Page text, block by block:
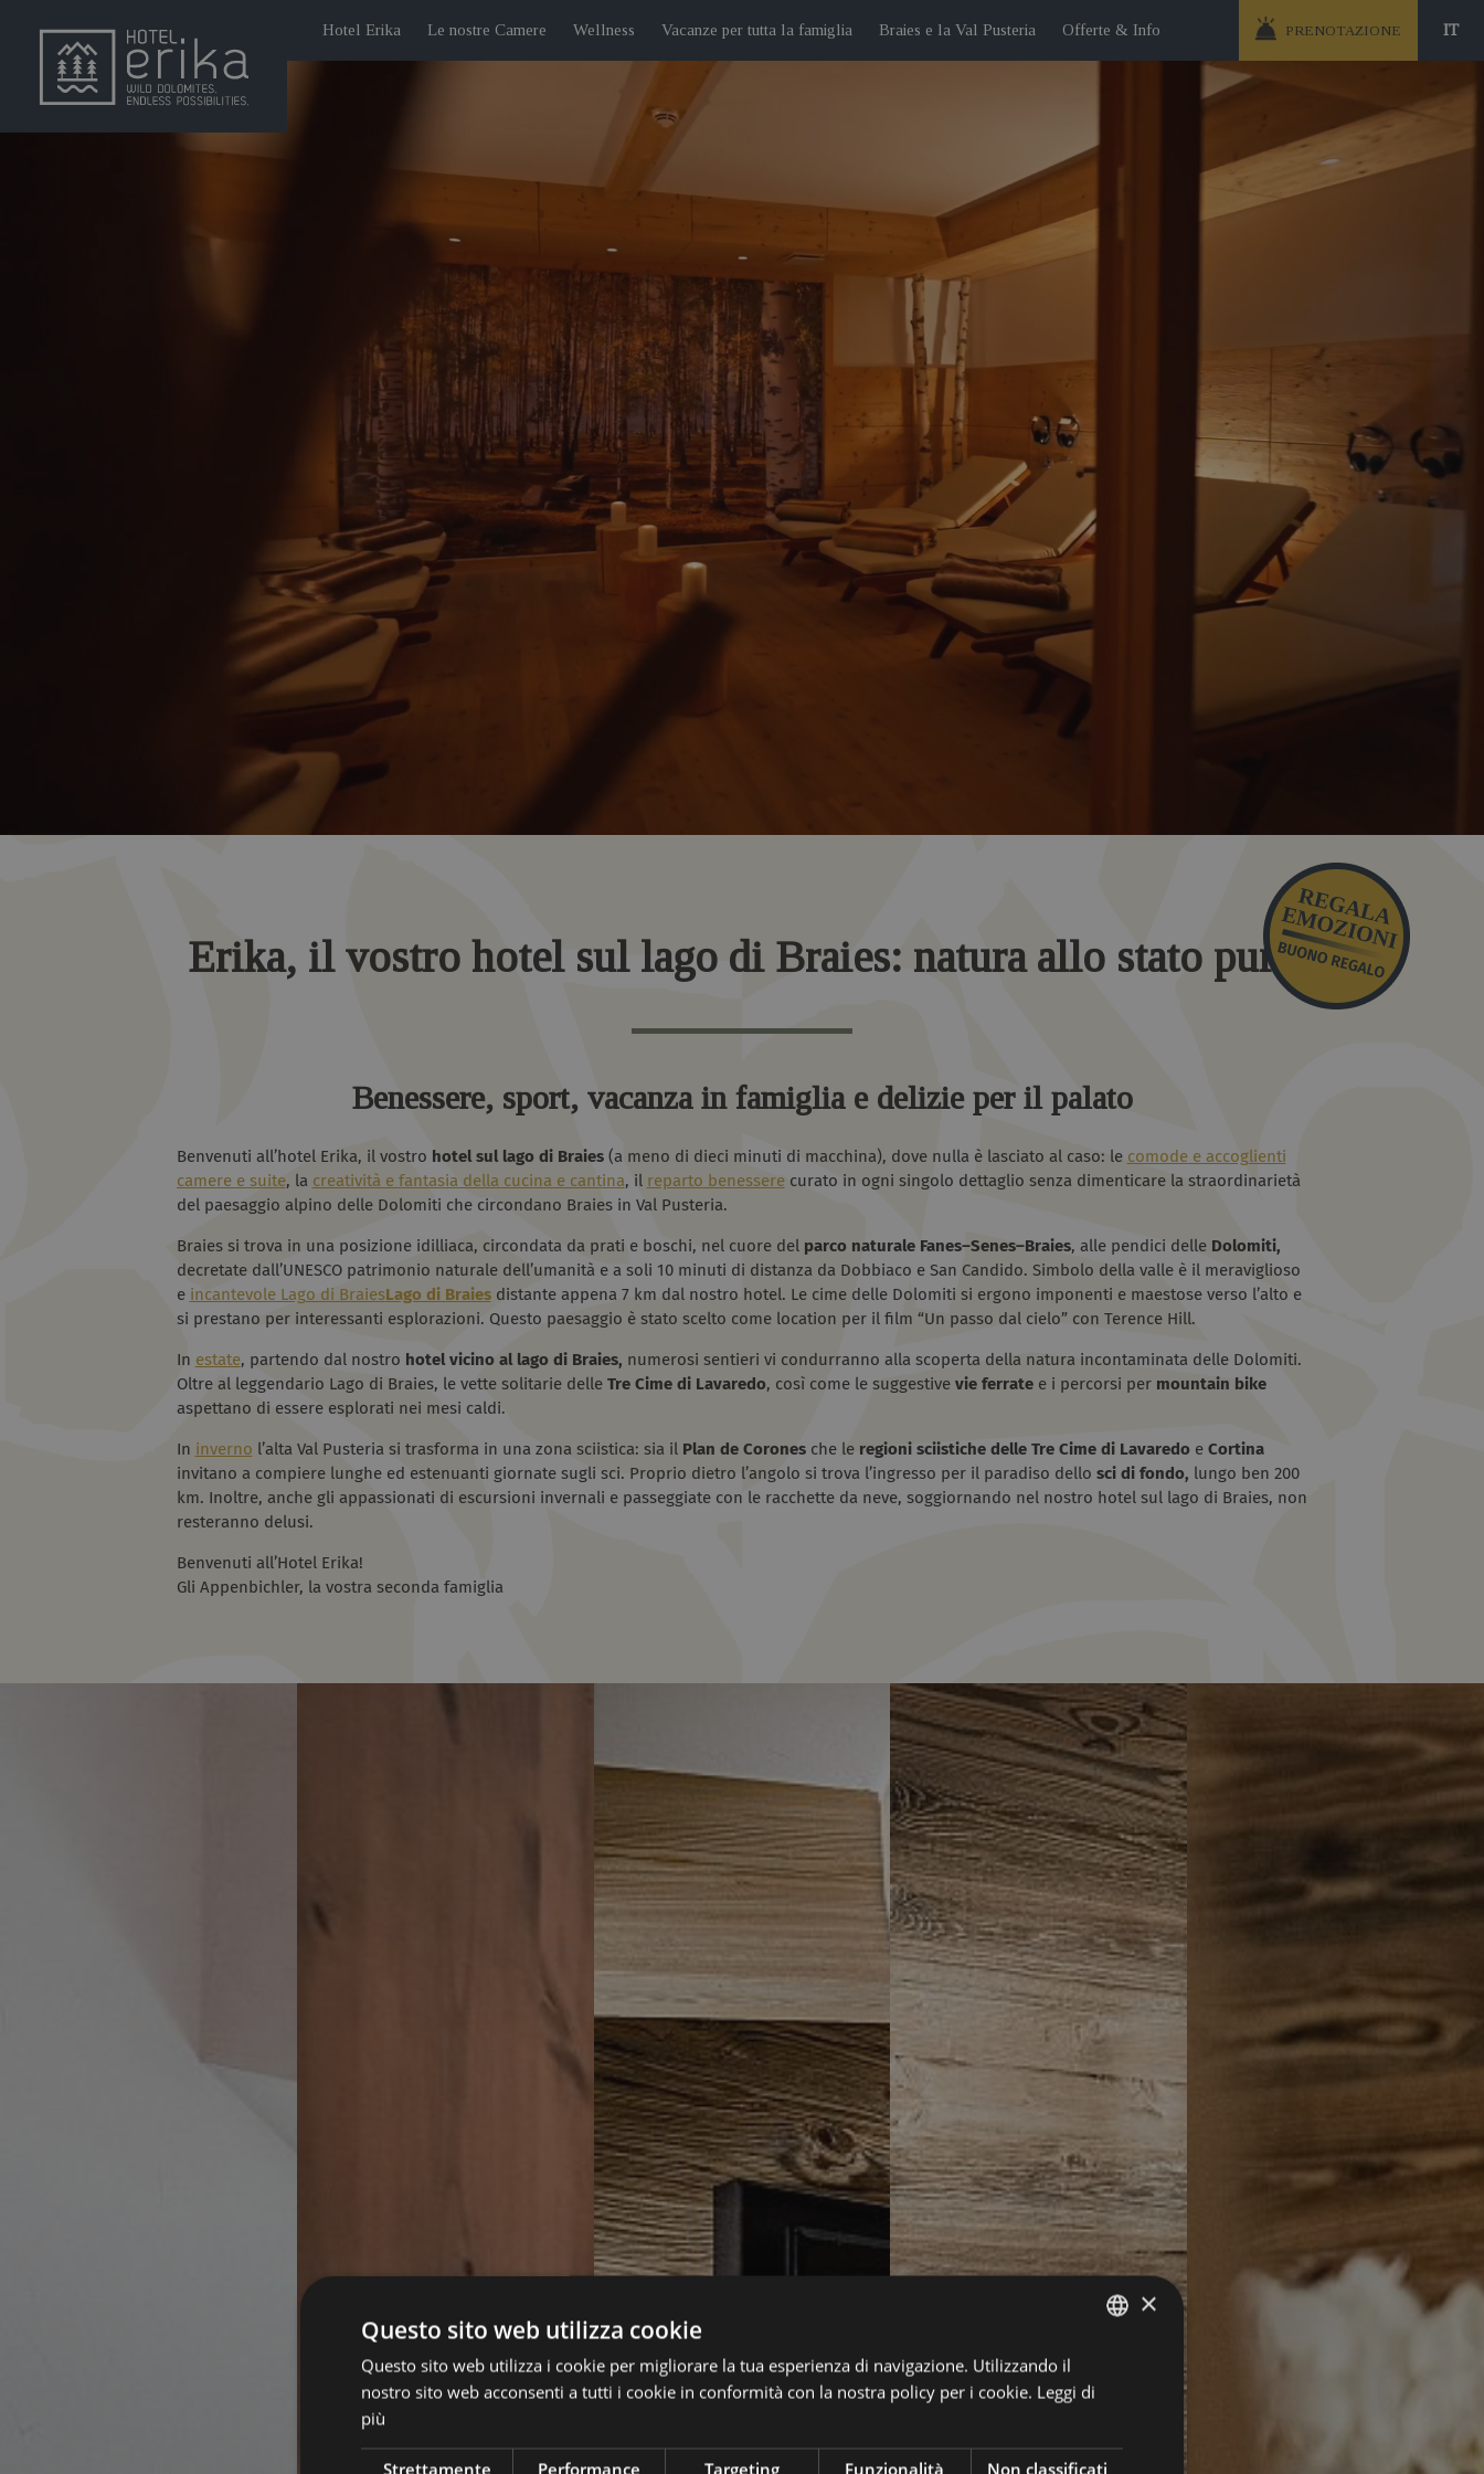
Hotel Erika Le nostre Camere Wellness Vacanze per tutta la famiglia Braies e la Val Pusteria Offerte & Info IT
PRENOTAZIONE
Erika, il vostro hotel sul lago di Braies: natura allo stato puro
Benessere, sport, vacanza in famiglia e delizie per il palato
Benvenuti all’hotel Erika, il vostro hotel sul lago di Braies(a meno di dieci minuti di macchina), dove nulla è lasciato al caso: le comode e accoglienti
camere e suite, la creatività e fantasia della cucina e cantina, il reparto benesserecurato in ogni singolo dettaglio senza dimenticare la straordinarietà
del paesaggio alpino delle Dolomiti che circondano Braies in Val Pusteria.
Braies si trova in una posizione idilliaca, circondata da prati e boschi, nel cuore del parco naturale Fanes–Senes–Braies, alle pendici delle Dolomiti,
decretate dall’UNESCO patrimonio naturale dell’umanità e a soli 10 minuti di distanza da Dobbiaco e San Candido. Simbolo della valle è il meraviglioso
e incantevole Lago di BraiesLago di Braiesdistante appena 7 km dal nostro hotel. Le cime delle Dolomiti si ergono imponenti e maestose verso l’alto e
si prestano per interessanti esplorazioni. Questo paesaggio è stato scelto come location per il film “Un passo dal cielo” con Terence Hill.
In estate, partendo dal nostro hotel vicino al lago di Braies, numerosi sentieri vi condurranno alla scoperta della natura incontaminata delle Dolomiti.
Oltre al leggendario Lago di Braies, le vette solitarie delle Tre Cime di Lavaredo, così come le suggestivevie ferratee i percorsi per mountain bike
aspettano di essere esplorati nei mesi caldi.
In inverno l’alta Val Pusteria si trasforma in una zona sciistica: sia il Plan de Coronesche le regioni sciistiche delle Tre Cime di Lavaredoe Cortina
invitano a compiere lunghe ed estenuanti giornate sugli sci. Proprio dietro l’angolo si trova l’ingresso per il paradiso dello sci di fondo,
lungo ben 200
km. Inoltre, anche gli appassionati di escursioni invernali e passeggiate con le racchette da neve, soggiornando nel nostro hotel sul lago di Braies, non
resteranno delusi.
Benvenuti all’Hotel Erika!
Gli Appenbichler, la vostra seconda famiglia
ITALIAN
×
Questo sito web utilizza cookie
Questo sito web utilizza i cookie per migliorare la tua esperienza di navigazione. Utilizzando il
nostro sito web acconsenti a tutti i cookie in conformità con la nostra policy per i cookie. Leggi di
più
Strettamente
Performance Targeting Funzionalità Non classificati